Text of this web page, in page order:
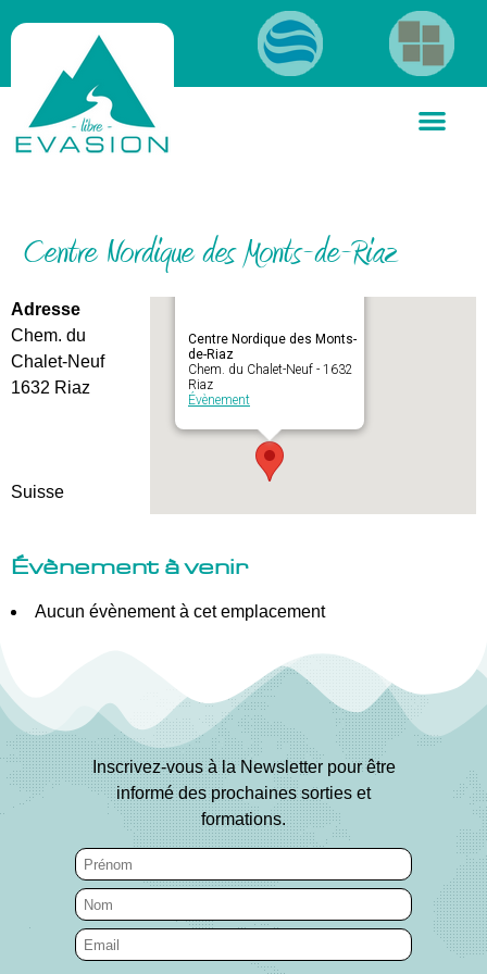
Centre Nordique des Monts-de-Riaz
Centre Nordique des Monts-
de-Riaz
Chem. du Chalet-Neuf - 1632
Riaz
Évènement
Adresse
Chem. du
Chalet-Neuf
1632 Riaz
Suisse
Évènement à venir
Aucun évènement à cet emplacement
Inscrivez-vous à la Newsletter pour être
informé des prochaines sorties et
formations.